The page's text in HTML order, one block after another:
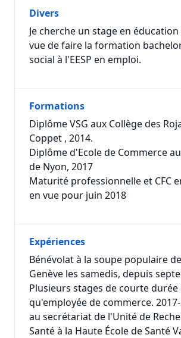
Divers
Je cherche un stage en
vue de faire la formation
social à l'EESP en emploi.
Formations
Diplôme VSG aux Collège des
Coppet , 2014.
Diplôme d'Ecole de Commerce
de Nyon, 2017
Maturité professionnelle et CFC
en vue pour juin 2018
Expériences
Bénévolat à la soupe populaire
Genève les samedis, depuis
Plusieurs stages de courte
qu'employée de commerce.
au secrétariat de l'Unité de
Santé à la Haute École de Santé